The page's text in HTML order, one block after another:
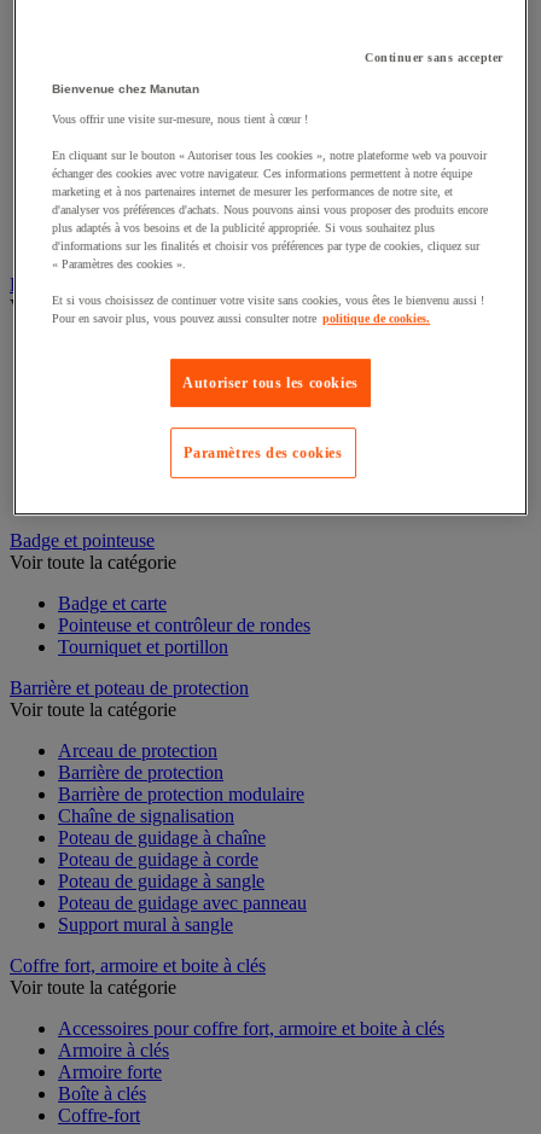
Armoire multirisque
Armoire pour batteries lithium-ion
Armoire pour produits inflammables
Armoire pour produits phytosanitaires
Armoire pour produits toxiques
Caissons de ventilation et filtres
Récipient de sécurité
Bac de rétention et matériel de rétention
Voir toute la catégorie
Box de stockage
Cabine de stockage pour bouteille de gaz
Chariot de rétention
Conteneur et bungalow de stockage extérieur
Plate-forme de rétention
Badge et pointeuse
Voir toute la catégorie
Badge et carte
Pointeuse et contrôleur de rondes
Tourniquet et portillon
Barrière et poteau de protection
Voir toute la catégorie
Arceau de protection
Barrière de protection
Barrière de protection modulaire
Chaîne de signalisation
Poteau de guidage à chaîne
Poteau de guidage à corde
Poteau de guidage à sangle
Poteau de guidage avec panneau
Support mural à sangle
Coffre fort, armoire et boite à clés
Voir toute la catégorie
Accessoires pour coffre fort, armoire et boite à clés
Armoire à clés
Armoire forte
Boîte à clés
Coffre-fort
Continuer sans accepter
Bienvenue chez Manutan
Vous offrir une visite sur-mesure, nous tient à cœur !
En cliquant sur le bouton « Autoriser tous les cookies », notre plateforme web va pouvoir
échanger des cookies avec votre navigateur. Ces informations permettent à notre équipe
marketing et à nos partenaires internet de mesurer les performances de notre site, et
d'analyser vos préférences d'achats. Nous pouvons ainsi vous proposer des produits encore
plus adaptés à vos besoins et de la publicité appropriée. Si vous souhaitez plus
d'informations sur les finalités et choisir vos préférences par type de cookies, cliquez sur
« Paramètres des cookies ».
Et si vous choisissez de continuer votre visite sans cookies, vous êtes le bienvenu aussi !
Pour en savoir plus, vous pouvez aussi consulter notre politique de cookies.
Autoriser tous les cookies
Paramètres des cookies